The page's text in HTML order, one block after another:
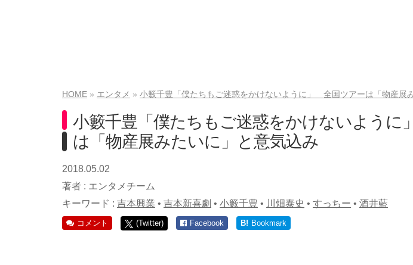
HOME エンタメ 小籔千豊「僕たちもご迷惑をかけないように」 全国ツアーは「物産展
小籔千豊「僕たちもご迷惑をかけないよう
は「物産展みたいに」と意気込み
2018.05.02
著者 : エンタメチーム
キーワード : 吉本興業 • 吉本新喜劇 • 小籔千豊 • 川畑泰史 • すっちー • 酒井藍
コメント (Twitter) Facebook B! Bookmark